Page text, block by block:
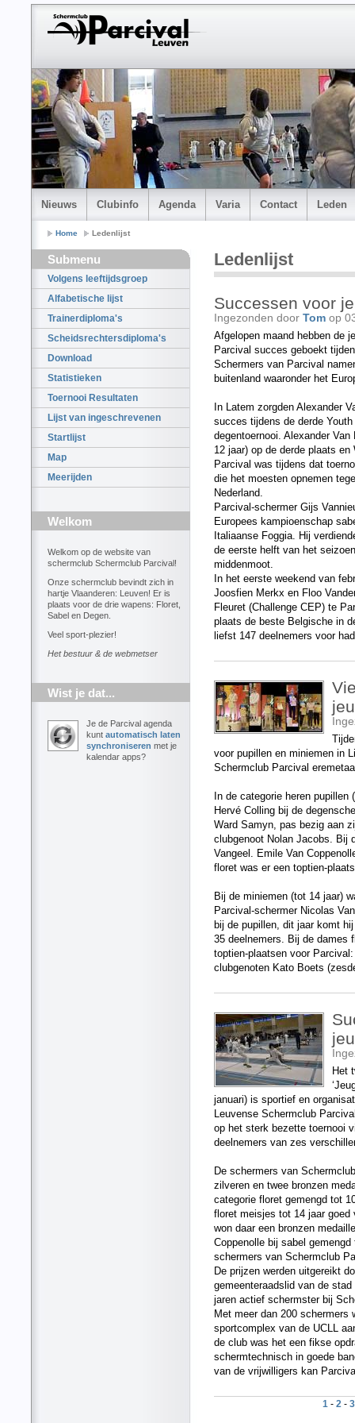
Nieuws Clubinfo Agenda Varia Contact Leden
Home Ledenlijst
Submenu
Volgens leeftijdsgroep
Alfabetische lijst
Trainerdiploma's
Scheidsrechtersdiploma's
Download
Statistieken
Toernooi Resultaten
Lijst van ingeschrevenen
Startlijst
Map
Meerijden
Welkom
Welkom op de website van
schermclub Schermclub Parcival!
Onze schermclub bevindt zich in
hartje Vlaanderen: Leuven! Er is
plaats voor de drie wapens: Floret,
Sabel en Degen.
Veel sport-plezier!
Het bestuur & de webmetser
Wist je dat...
Je de Parcival agenda
kunt automatisch laten
synchroniseren met je
kalendar apps?
Ledenlijst
Successen voor
Ingezonden door Tom op
Afgelopen maand hebben de
Parcival succes geboekt
Schermers van Parcival
buitenland waaronder het
In Latem zorgden Alexander
succes tijdens de derde
degentoernooi. Alexander
12 jaar) op de derde plaats
Parcival was tijdens dat
die het moesten opnemen
Nederland.
Parcival-schermer Gijs
Europees kampioenschap
Italiaanse Foggia. Hij
de eerste helft van het
middenmoot.
In het eerste weekend van
Joosfien Merkx en Floo
Fleuret (Challenge CEP) te
plaats de beste Belgische in
liefst 147 deelnemers voor
voor pupillen en miniemen in
Schermclub Parcival
In de categorie heren
Hervé Colling bij de
Ward Samyn, pas bezig aan
clubgenoot Nolan Jacobs. Bij
Vangeel. Emile Van
floret was er een toptien-
Bij de miniemen (tot 14 jaar)
Parcival-schermer Nicolas
bij de pupillen, dit jaar komt
35 deelnemers. Bij de dames
toptien-plaatsen voor
clubgenoten Kato Boets
Het
januari) is sportief en
Leuvense Schermclub
op het sterk bezette toernooi
deelnemers van zes
De schermers van
zilveren en twee bronzen
categorie floret gemengd tot
floret meisjes tot 14 jaar goed
won daar een bronzen
Coppenolle bij sabel
schermers van Schermclub
De prijzen werden uitgereikt
gemeenteraadslid van de
jaren actief schermster bij
Met meer dan 200 schermers
sportcomplex van de UCLL
de club was het een fikse
schermtechnisch in goede
van de vrijwilligers kan
1- 2- 3